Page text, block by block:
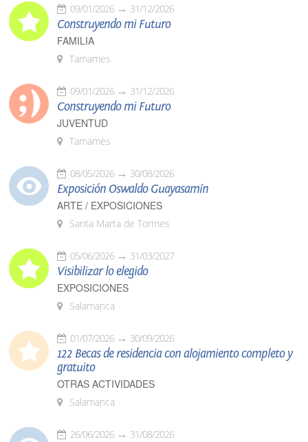
09/01/2026 31/12/2026
Construyendo mi Futuro
FAMILIA
Tamames
09/01/2026 31/12/2026
Construyendo mi Futuro
JUVENTUD
Tamames
08/05/2026 30/08/2026
Exposición Oswaldo Guayasamín
ARTE / EXPOSICIONES
Santa Marta de Tormes
05/06/2026 31/03/2027
Visibilizar lo elegido
EXPOSICIONES
Salamanca
01/07/2026 30/09/2026
122 Becas de residencia con alojamiento completo y
gratuito
OTRAS ACTIVIDADES
Salamanca
26/06/2026 31/08/2026